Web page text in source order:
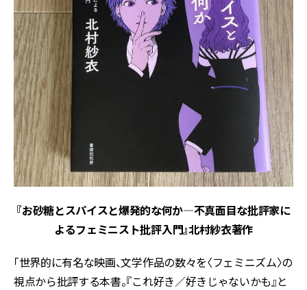
『お砂糖とスパイスと爆発的な何か—不真面目な批評家に
よるフェミニスト批評入門』北村紗衣著作
「世界的に有名な映画、文学作品の数々を〈フェミニズム〉の
視点から批評する本書。『これ好き／好きじゃないかも』と